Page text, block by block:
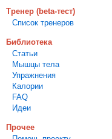
Тренер (beta-тест)
Список тренеров
Библиотека
Статьи
Мышцы тела
Упражнения
Калории
FAQ
Идеи
Прочее